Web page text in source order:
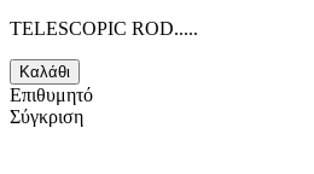
TELESCOPIC ROD.....
Καλάθι
Επιθυμητό
Σύγκριση